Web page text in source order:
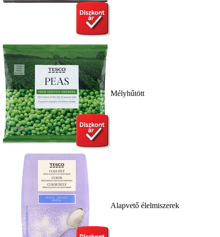
Mélyhűtött
Alapvető élelmiszerek